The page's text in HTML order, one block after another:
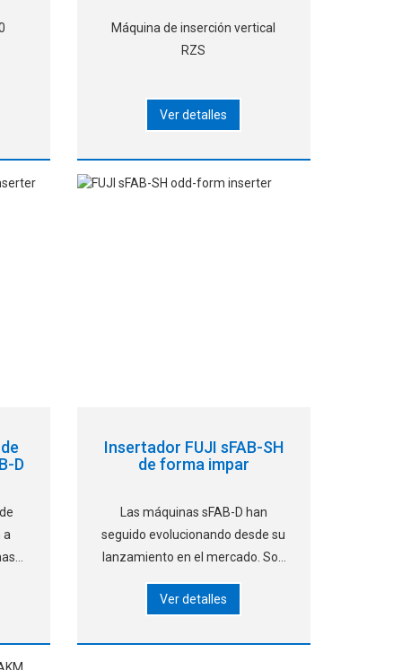
Máquina de inserción vertical
RZS
Ver detalles
D
a
la
Insertador FUJI sFAB-SH
de forma impar
Las máquinas sFAB-D han
seguido evolucionando desde su
lanzamiento en el mercado. Son
varios paneles con una amplia
de piezas. Como modelo de
Ver detalles